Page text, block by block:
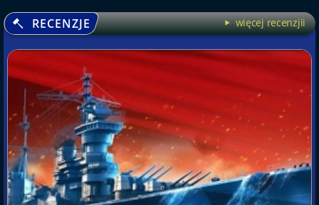
RECENZJE więcej recenzjii